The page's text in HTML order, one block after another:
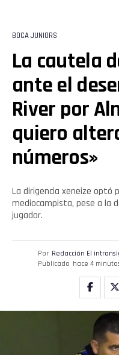
BOCA JUNIORS
La cautela
ante el
River por
quiero
números»
La dirigencia xeneize optó
mediocampista, pese a la
jugador.
Por Redacción El
Publicado hace 4
Reddit
Email